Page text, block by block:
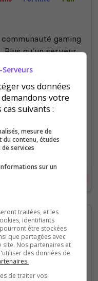
gaming
qu’un serveur,
217
clics
vos données
votre
suivants :
mesure de
du contenu, études
services
sur un
traitées, et les
identifiants
être stockées
que partagées avec
site. Nos partenaires et
des données de
de traiter vos